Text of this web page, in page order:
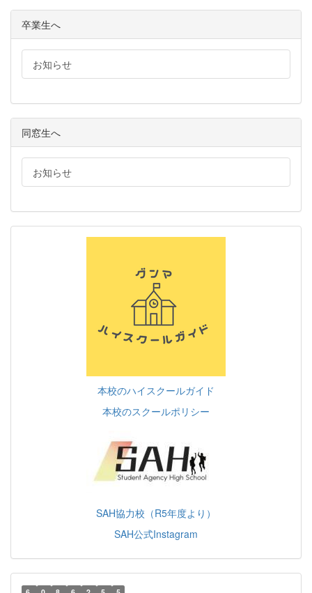
卒業生へ
お知らせ
同窓生へ
お知らせ
本校のハイスクールガイド
本校のスクールポリシー
SAH協力校（R5年度より）
SAH公式Instagram